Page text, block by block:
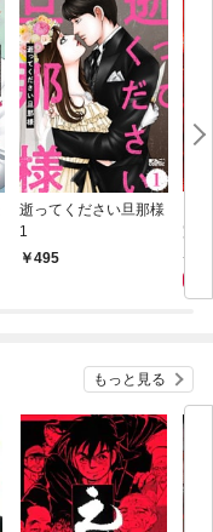
逝ってください旦那様
1
495
完
もっと見る